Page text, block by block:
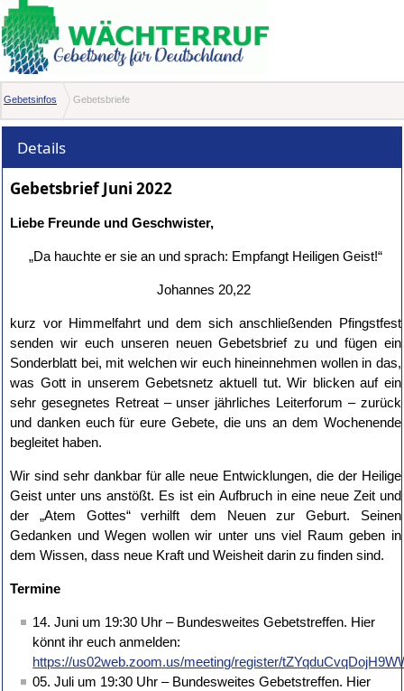
Gebetsinfos Gebetsbriefe
Details
Gebetsbrief Juni 2022
Liebe Freunde und Geschwister,
„Da hauchte er sie an und sprach: Empfangt Heiligen Geist!“
Johannes 20,22
kurz vor Himmelfahrt und dem sich anschließenden Pfingstfest
senden wir euch unseren neuen Gebetsbrief zu und fügen ein
Sonderblatt bei, mit welchen wir euch hineinnehmen wollen in das,
was Gott in unserem Gebetsnetz aktuell tut. Wir blicken auf ein
sehr gesegnetes Retreat – unser jährliches Leiterforum – zurück
und danken euch für eure Gebete, die uns an dem Wochenende
begleitet haben.
Wir sind sehr dankbar für alle neue Entwicklungen, die der Heilige
Geist unter uns anstößt. Es ist ein Aufbruch in eine neue Zeit und
der „Atem Gottes“ verhilft dem Neuen zur Geburt. Seinen
Gedanken und Wegen wollen wir unter uns viel Raum geben in
dem Wissen, dass neue Kraft und Weisheit darin zu finden sind.
Termine
14. Juni um 19:30 Uhr – Bundesweites Gebetstreffen. Hier
könnt ihr euch anmelden:
https://us02web.zoom.us/meeting/register/
05. Juli um 19:30 Uhr – Bundesweites Gebetstreffen. Hier